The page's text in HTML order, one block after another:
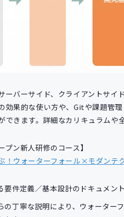
ーバーサイド、クライアントサ
効果的な使い方や、Gitや課題管
できます。詳細なカリキュラムや
プン新人研修のコース】
！ウォーターフォール×モダンテ
要件定義／基本設計のドキュメン
の丁寧な説明により、ウォーター